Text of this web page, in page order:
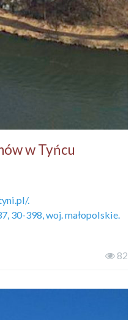
w Tyńcu
.
30-398, woj. małopolskie.
82